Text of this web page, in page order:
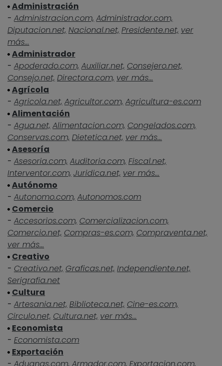
Administración
- Administracion.com, Administrador.com,
Diputacion.net, Nacional.net, Presidente.net, ver
más...
Administrador
- Apoderado.com, Auxiliar.net, Consejero.net,
Consejo.net, Directora.com, ver más...
Agrícola
- Agricola.net, Agricultor.com, Agricultura-es.com
Alimentación
- Agua.net, Alimentacion.com, Congelados.com,
Conservas.com, Dietetica.net, ver más...
Asesoría
- Asesoria.com, Auditoria.com, Fiscal.net,
Interventor.com, Juridica.net, ver más...
Autónomo
- Autonomo.com, Autonomos.com
Comercio
- Accesorios.com, Comercializacion.com,
Comercio.net, Compras-es.com, Compraventa.net,
ver más...
Creativo
- Creativo.net, Graficas.net, Independiente.net,
Serigrafia.net
Cultura
- Artesania.net, Biblioteca.net, Cine-es.com,
Circulo.net, Cultura.net, ver más...
Economista
- Economista.com
Exportación